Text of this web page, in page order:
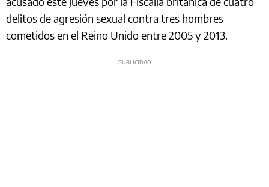
delitos de agresión sexual contra tres hombres
cometidos en el Reino Unido entre 2005 y 2013.